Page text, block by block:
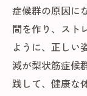
症候群の原因に
間を作り、スト
ように、正しい
減が梨状筋症候
践して、健康な